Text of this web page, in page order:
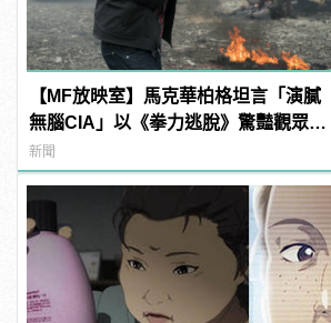
【MF放映室】馬克華柏格坦言「演膩
無腦CIA」以《拳力逃脫》驚豔觀眾
！
新聞